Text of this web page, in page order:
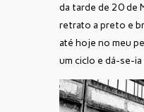
da tarde de 20 de
retrato a preto e
até hoje no meu
um ciclo e dá-se-ia